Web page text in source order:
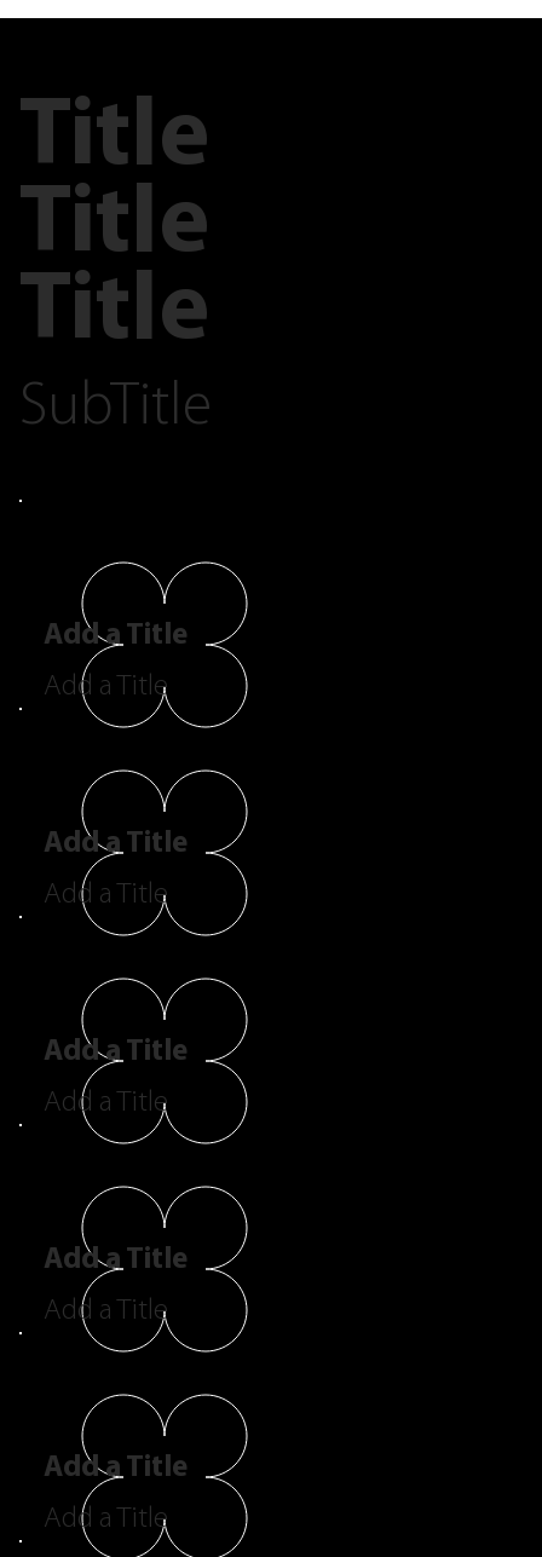
Title
Title
Title
SubTitle
Add a Title
Add a Title
Add a Title
Add a Title
Add a Title
Add a Title
Add a Title
Add a Title
Add a Title
Add a Title